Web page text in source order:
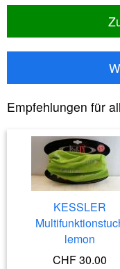
Empfehlungen für
KESSLER
lemon
CHF 30.00